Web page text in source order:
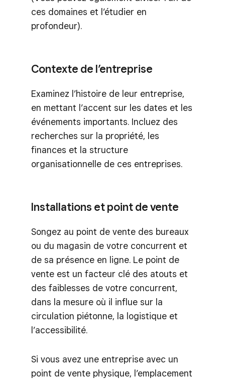
ces domaines et l’étudier en
profondeur).
Contexte de l’entreprise
Examinez l’histoire de leur entreprise,
en mettant l’accent sur les dates et les
événements importants. Incluez des
recherches sur la propriété, les
finances et la structure
organisationnelle de ces entreprises.
Installations et point de vente
Songez au point de vente des bureaux
ou du magasin de votre concurrent et
de sa présence en ligne. Le point de
vente est un facteur clé des atouts et
des faiblesses de votre concurrent,
dans la mesure où il influe sur la
circulation piétonne, la logistique et
l’accessibilité.
Si vous avez une entreprise avec un
point de vente physique, l’emplacement